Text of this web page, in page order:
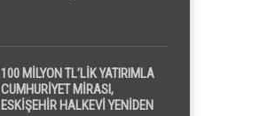
100 MİLYON TL’LİK YATIRIMLA
CUMHURİYET MİRASI,
ESKİŞEHİR HALKEVİ YENİDEN